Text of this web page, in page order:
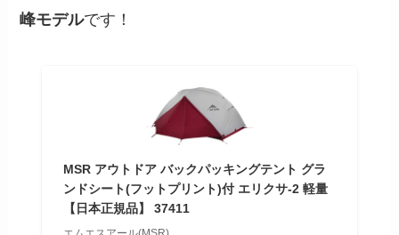
峰モデルです！
MSR アウトドア バックパッキングテント グラ
ンドシート(フットプリント)付 エリクサ-2 軽量
【日本正規品】 37411